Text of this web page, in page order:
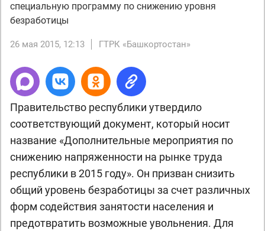
специальную программу по снижению уровня
безработицы
26 мая 2015, 12:13 ГТРК «Башкортостан»
Правительство республики утвердило
соответствующий документ, который носит
название «Дополнительные мероприятия по
снижению напряженности на рынке труда
республики в 2015 году». Он призван снизить
общий уровень безработицы за счет различных
форм содействия занятости населения и
предотвратить возможные увольнения. Для